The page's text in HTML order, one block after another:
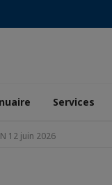
Services
12 juin 2026